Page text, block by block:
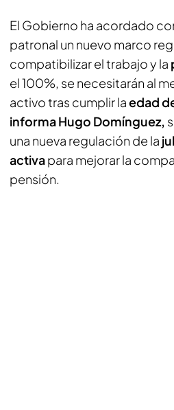
El Gobierno ha acordado
patronal un nuevo marco
compatibilizar el trabajo y la
el 100%, se necesitarán al
activo tras cumplir laedad
informa Hugo Domínguez,
una nueva regulación de la
activapara mejorar la
pensión.